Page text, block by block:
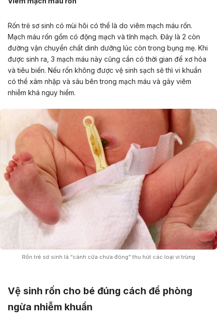
Rốn trẻ sơ sinh có mùi hôi có thể là do viêm mạch máu rốn.
Mạch máu rốn gồm có động mạch và tĩnh mạch. Đây là 2 còn
đường vận chuyển chất dinh dưỡng lúc còn trong bụng mẹ. Khi
được sinh ra, 3 mạch máu này cũng cần có thời gian để xơ hóa
và tiêu biến. Nếu rốn không được vệ sinh sạch sẽ thì vi khuẩn
có thể xâm nhập và sâu bên trong mạch máu và gây viêm
nhiễm khá nguy hiểm.
Rốn trẻ sơ sinh là “cánh cửa chưa đóng” thu hút các loại vi trùng
Vệ sinh rốn cho bé đúng cách để phòng
ngừa nhiễm khuẩn